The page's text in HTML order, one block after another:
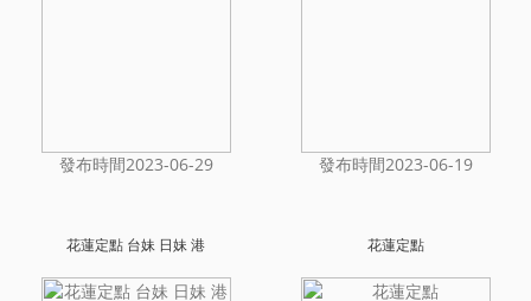
發布時間2023-06-29 發布時間2023-06-19
花蓮定點 台妹 日妹 港 花蓮定點